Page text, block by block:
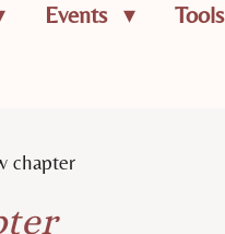
Events Tools
chapter